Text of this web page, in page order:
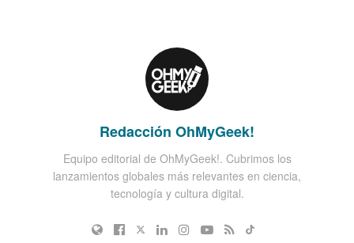
Redacción OhMyGeek!
Equipo editorial de OhMyGeek!. Cubrimos los
lanzamientos globales más relevantes en ciencia,
tecnología y cultura digital.